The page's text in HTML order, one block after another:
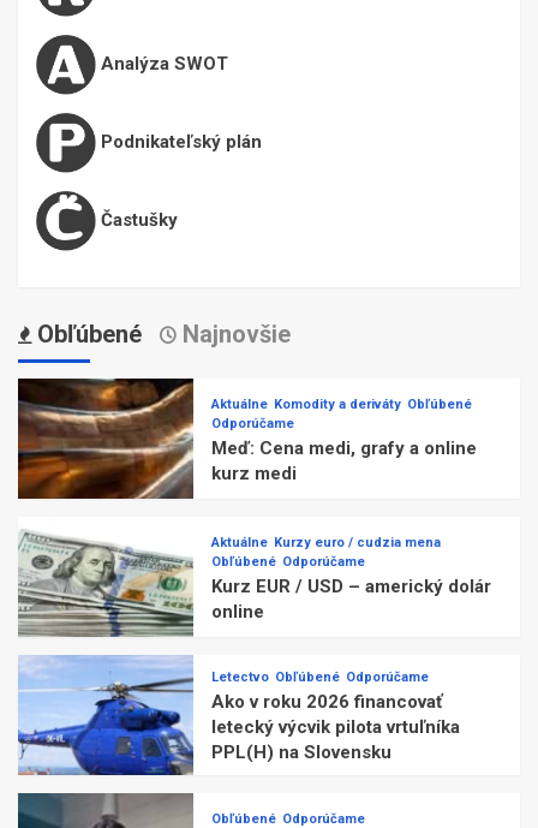
Analýza SWOT
Podnikateľský plán
Častušky
Obľúbené Najnovšie
Aktuálne Komodity a deriváty Obľúbené
Odporúčame
Meď: Cena medi, grafy a online
kurz medi
Aktuálne Kurzy euro / cudzia mena
Obľúbené Odporúčame
Kurz EUR / USD – americký dolár
online
Letectvo Obľúbené Odporúčame
Ako v roku 2026 financovať
letecký výcvik pilota vrtuľníka
PPL(H) na Slovensku
Obľúbené Odporúčame